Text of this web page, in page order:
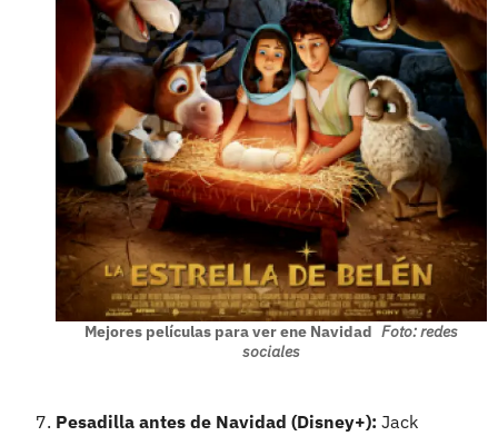
Mejores películas para ver ene Navidad Foto: redes
sociales
Pesadilla antes de Navidad (Disney+): Jack